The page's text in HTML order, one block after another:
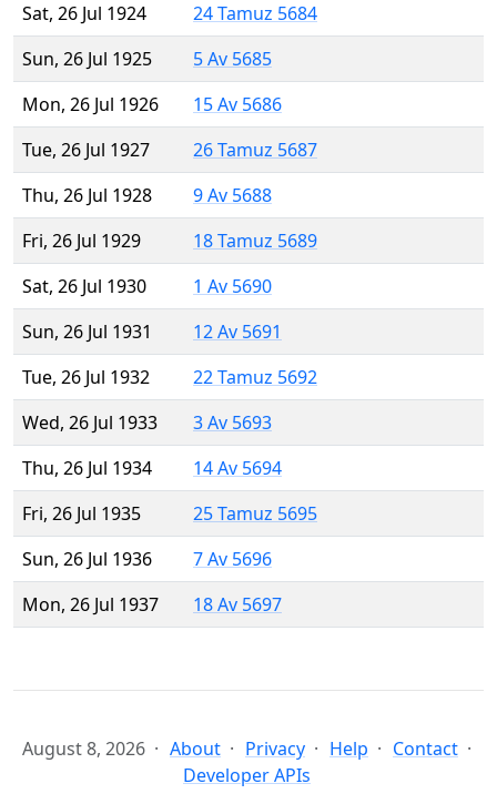
Sat, 26 Jul 1924
24 Tamuz 5684
Sun, 26 Jul 1925
5 Av 5685
Mon, 26 Jul 1926
15 Av 5686
Tue, 26 Jul 1927
26 Tamuz 5687
Thu, 26 Jul 1928
9 Av 5688
Fri, 26 Jul 1929
18 Tamuz 5689
Sat, 26 Jul 1930
1 Av 5690
Sun, 26 Jul 1931
12 Av 5691
Tue, 26 Jul 1932
22 Tamuz 5692
Wed, 26 Jul 1933
3 Av 5693
Thu, 26 Jul 1934
14 Av 5694
Fri, 26 Jul 1935
25 Tamuz 5695
Sun, 26 Jul 1936
7 Av 5696
Mon, 26 Jul 1937
18 Av 5697
August 8, 2026 About Privacy Help
Contact
Developer APIs